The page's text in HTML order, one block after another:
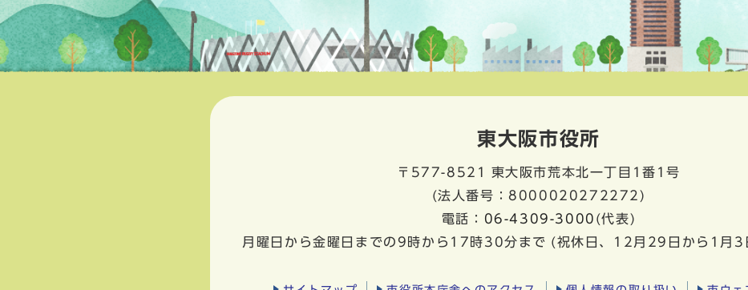
東大阪市役所
〒577-8521
東大阪市荒本北一丁目1番1号
(法人番号：8000020272272)
電話： 06-4309-3000 (代表)
月曜日から金曜日までの9時から17時30分まで (祝休日、12月29日から1月3